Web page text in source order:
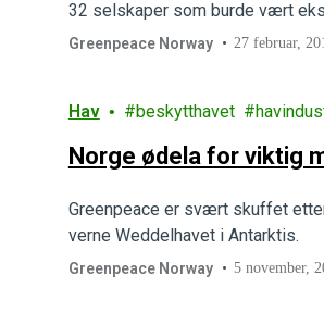
32 selskaper som burde vært
Greenpeace Norway 27 februar,
Hav beskytthavet
Norge ødela for viktig
Greenpeace er svært skuffet
verne Weddelhavet i Antarktis.
Greenpeace Norway 5 november,